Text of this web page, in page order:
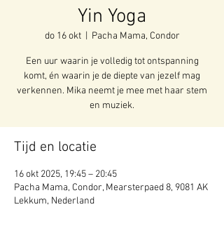
Yin Yoga
do 16 okt
  |
Pacha Mama, Condor
Een uur waarin je volledig tot ontspanning
komt, én waarin je de diepte van jezelf mag
verkennen. Mika neemt je mee met haar stem
en muziek.
Tijd en locatie
16 okt 2025, 19:45 – 20:45
Pacha Mama, Condor, Mearsterpaed 8, 9081 AK
Lekkum, Nederland